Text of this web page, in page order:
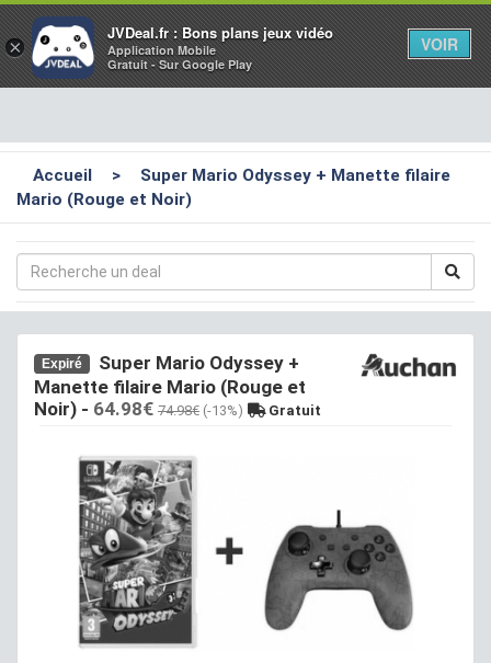
×
JVDeal.fr : Bons plans jeux vidéo
Application Mobile
Gratuit - Sur Google Play
VOIR
Accueil >
Super Mario Odyssey + Manette filaire
Mario (Rouge et Noir)
Expiré
Super Mario Odyssey +
Manette filaire Mario (Rouge et
Noir) - 64.98€ 74.98€ (-13%) Gratuit